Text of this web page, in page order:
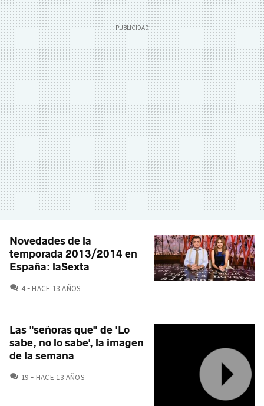
Novedades de la
temporada 2013/2014 en
España: laSexta
4 COMENTARIOS
HACE 13 AÑOS
Las "señoras que" de 'Lo
sabe, no lo sabe', la imagen
de la semana
19 COMENTARIOS
HACE 13 AÑOS